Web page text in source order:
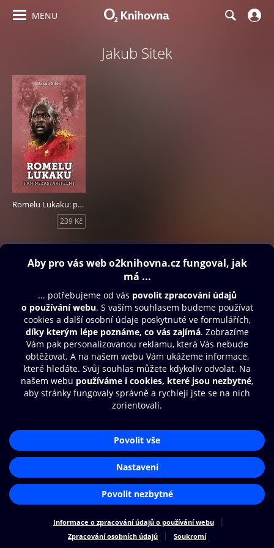
MENU
Jakub Sitek
Romelu Lukaku: pan nezastavitelný
239 Kč
Obsah ke stažení
Další zábava
© O2 Czech Republic a.s.
Nákupní řád
Přístupnost
Cookies
Nastavení cookies
Aplikace O2 Knihovna
Čti a poslouchej své e-knihy a
audioknihy rychleji a pohodlněji.